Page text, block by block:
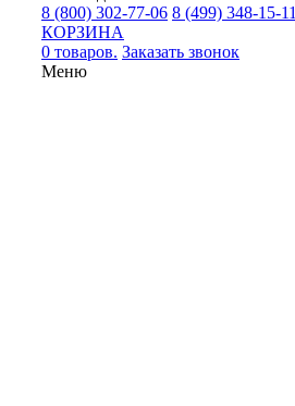
8 (800) 302-77-06 8 (499) 348-15-11
КОРЗИНА
0 товаров. Заказать звонок
Меню